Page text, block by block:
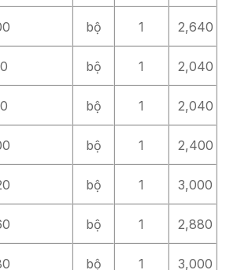
bộ 1 2,640
bộ 1 2,040
bộ 1 2,040
bộ 1 2,400
bộ 1 3,000
bộ 1 2,880
bộ 1 3,000